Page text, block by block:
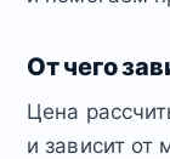
От чего
Цена
и зависит от